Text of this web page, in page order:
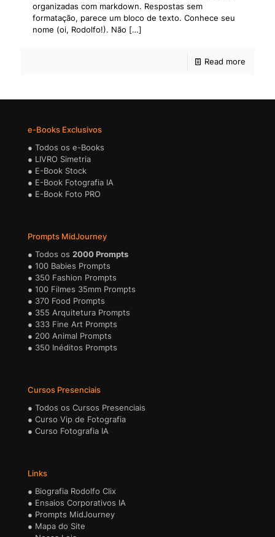
organizadas com markdown. Respostas sem
formatação, parece um bloco de texto. Conhece seu
nome (oi, Rodolfo!). Não […]
Read more
e-Books Exclusivos
● Todos os e-Books
● LIVRO Simetria
● E-Book Stock
● E-Book Fotografia IA
● E-Book Foto PRO
Prompts MidJourney
● Todos os 2000 Prompts
● 100 Babies Prompts
● 350 Fashion Prompts
● 100 Filmes 35mm Prompts
● 370 Food Prompts
● 355 Arquitetura Prompts
● 333 Fine Art Prompts
● 200 Animal Prompts
● 350 Inéditos Prompts
Cursos Presenciais
● Todos os Cursos Presenciais
● Curso Vip de Fotografia
● Curso Fotografia IA
Links
● Biografia Rodolfo Clix
● Ensaios Corporativos IA
● Prompts MidJourney
● Mapa do Site